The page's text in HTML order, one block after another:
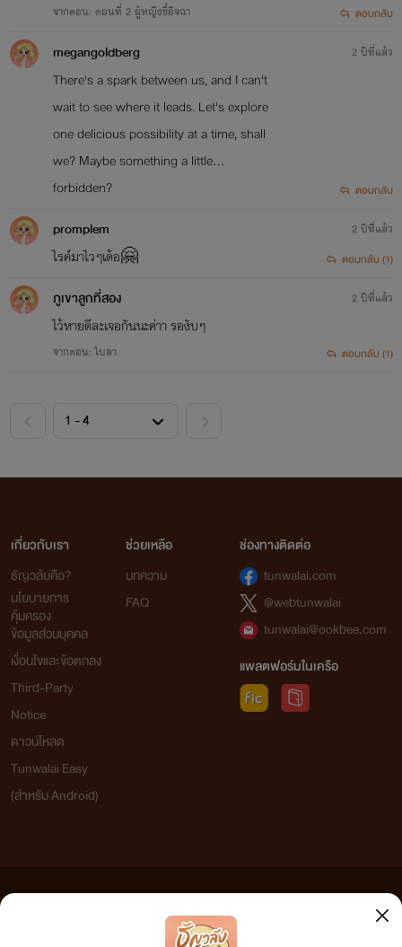
จากตอน: ตอนที่ 2 ผู้หญิงขี้อิจฉา ตอบกลับ
megangoldberg
There's a spark between us, and I can't
wait to see where it leads. Let's explore
one delicious possibility at a time, shall
we? Maybe something a little...
forbidden?
2 ปีที่แล้ว
ตอบกลับ
promplem
ไรค์มาไวๆเด้อ🤗
2 ปีที่แล้ว
ตอบกลับ (1)
ภูเขาลูกที่สอง
ไว้หายดีละเจอกันนะค่าา​ รองับๆ
จากตอน: ใบลา
2 ปีที่แล้ว
ตอบกลับ (1)
เกี่ยวกับเรา
ธัญวลัยคือ?
นโยบายการ
คุ้มครอง
ข้อมูลส่วนบุคคล
เงื่อนไขและข้อตกลง
Third-Party
Notice
ดาวน์โหลด
Tunwalai Easy
(สำหรับ Android)
ช่วยเหลือ
บทความ
FAQ
ช่องทางติดต่อ
tunwalai.com
@webtunwalai
tunwalai@ookbee.com
แพลตฟอร์มในเครือ
เว็บไซต์แห่งนี้ไม่ได้เห็นด้วยและไม่ขอรับผิดชอบต่อข้อความใดๆ ทั้งสิ้น ดังนั้นผู้อ่านทุกท่านโปรดใช้
วิจารณญาณในการกลั่นกรองด้วยตนเอง และหากท่านพบข้อความใดๆ ที่ขัดต่อกฎหมายและศีลธรรม